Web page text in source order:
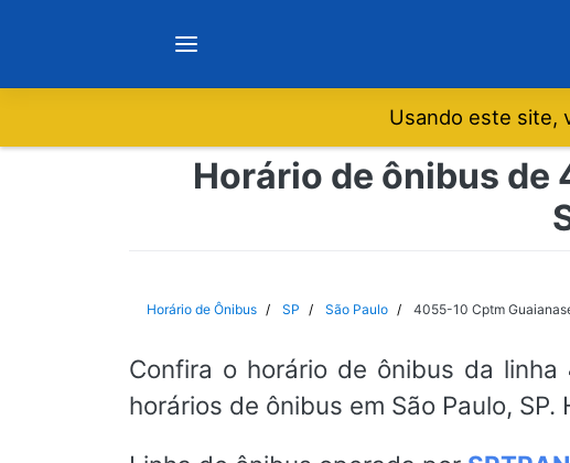
Notícias
São Paulo
Usando este site,
Horário de ônibus de
Horário de Ônibus SP São Paulo 4055-10 Cptm
Confira o horário de ônibus da linha
horários de ônibus em São Paulo,